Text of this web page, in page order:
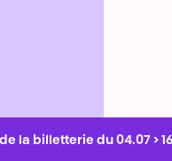
la billetterie du 04.07 >